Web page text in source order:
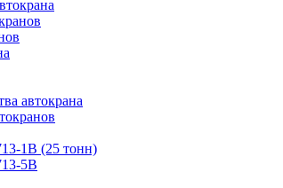
автокрана
1В (25 тонн)
5В